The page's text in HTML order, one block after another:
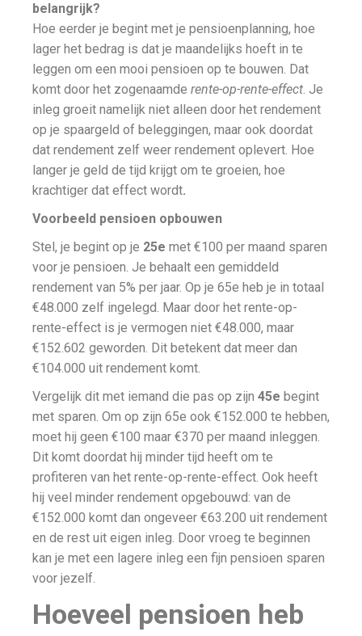
belangrijk?
Hoe eerder je begint met je pensioenplanning, hoe
lager het bedrag is dat je maandelijks hoeft in te
leggen om een mooi pensioen op te bouwen. Dat
komt door het zogenaamde rente-op-rente-effect. Je
inleg groeit namelijk niet alleen door het rendement
op je spaargeld of beleggingen, maar ook doordat
dat rendement zelf weer rendement oplevert. Hoe
langer je geld de tijd krijgt om te groeien, hoe
krachtiger dat effect wordt.
Voorbeeld pensioen opbouwen
Stel, je begint op je 25e met €100 per maand sparen
voor je pensioen. Je behaalt een gemiddeld
rendement van 5% per jaar. Op je 65e heb je in totaal
€48.000 zelf ingelegd. Maar door het rente-op-
rente-effect is je vermogen niet €48.000, maar
€152.602 geworden. Dit betekent dat meer dan
€104.000 uit rendement komt.
Vergelijk dit met iemand die pas op zijn 45e begint
met sparen. Om op zijn 65e ook €152.000 te hebben,
moet hij geen €100 maar €370 per maand inleggen.
Dit komt doordat hij minder tijd heeft om te
profiteren van het rente-op-rente-effect. Ook heeft
hij veel minder rendement opgebouwd: van de
€152.000 komt dan ongeveer €63.200 uit rendement
en de rest uit eigen inleg. Door vroeg te beginnen
kan je met een lagere inleg een fijn pensioen sparen
voor jezelf.
Hoeveel pensioen heb